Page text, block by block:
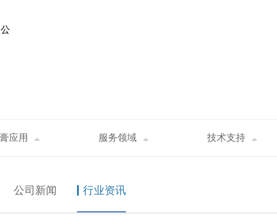
应用 服务领域 技术支持
业资讯 Mini LED_Micro LED 封装无铅锡膏焊料深圳福英达分
公司新闻 行业资讯